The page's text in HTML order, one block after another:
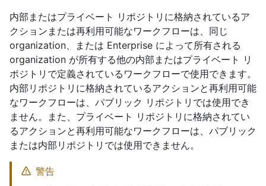
内部またはプライベート リポジトリに格納されているア
クションまたは再利用可能なワークフローは、同じ
organization、または Enterprise によって所有される
organization が所有する他の内部またはプライベート リ
ポジトリで定義されているワークフローで使用できます。
内部リポジトリに格納されているアクションと再利用可能
なワークフローは、パブリック リポジトリでは使用でき
ません。また、プライベート リポジトリに格納されてい
るアクションと再利用可能なワークフローは、パブリック
または内部リポジトリでは使用できません。
警告